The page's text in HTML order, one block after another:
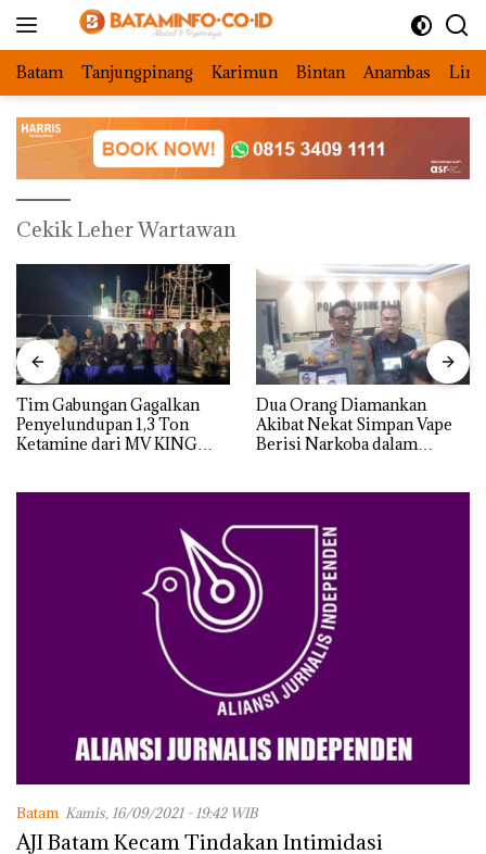
Batam Tanjungpinang Karimun Bintan Anambas
Cekik Leher Wartawan
Tim Gabungan Gagalkan
Penyelundupan 1,3 Ton
Ketamine dari MV KING
Dua Orang Diamankan
Akibat Nekat Simpan Vape
Berisi Narkoba dalam
Batam Kamis, 16/09/2021 - 19:42 WIB
AJI Batam Kecam Tindakan Intimidasi